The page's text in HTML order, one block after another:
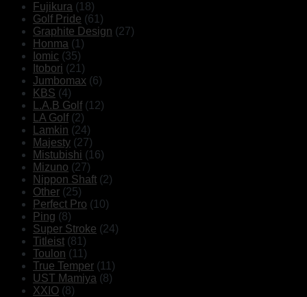
Fujikura (18)
Golf Pride (61)
Graphite Design (27)
Honma (1)
Iomic (35)
Itobori (21)
Jumbomax (6)
KBS (4)
L.A.B Golf (12)
LA Golf (2)
Lamkin (24)
Majesty (27)
Mistubishi (16)
Mizuno (27)
Nippon Shaft (2)
Other (25)
Perfect Pro (10)
Ping (8)
Super Stroke (24)
Titleist (81)
Toulon (11)
True Temper (11)
UST Mamiya (8)
XXIO (8)